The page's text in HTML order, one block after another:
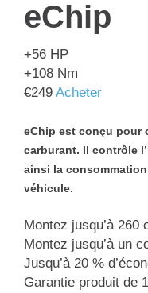
eChip
+56 HP
+108 Nm
€249 Acheter
eChip est conçu pour
carburant. Il contrôle
ainsi la
véhicule.
Montez jusqu’à 260
Montez jusqu’à un
Jusqu’à 20 %
Garantie produit de